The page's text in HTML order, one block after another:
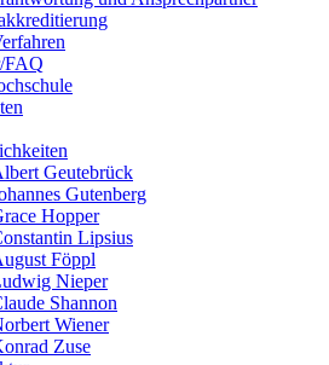
FAQ
Geutebrück
Gutenberg
Hopper
Lipsius
Föppl
Nieper
Shannon
Wiener
Zuse